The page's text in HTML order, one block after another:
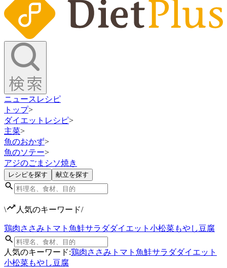
ニュース レシピ
トップ>
ダイエットレシピ>
主菜>
魚のおかず>
魚のソテー>
アジのごまシソ焼き
レシピを探す 献立を探す
\ 人気のキーワード/
鶏肉ささみ トマト 魚鮭サラダダイエット 小松菜もやし豆腐
人気のキーワード:鶏肉ささみ トマト 魚鮭サラダダイエット
小松菜もやし豆腐